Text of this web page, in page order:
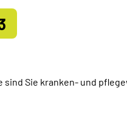
sind Sie kranken- und